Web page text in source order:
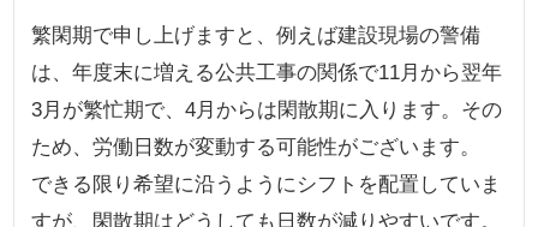
繁閑期で申し上げますと、例えば建設現場の警備
は、年度末に増える公共工事の関係で11月から翌年
3月が繁忙期で、4月からは閑散期に入ります。その
ため、労働日数が変動する可能性がございます。
できる限り希望に沿うようにシフトを配置していま
すが、閑散期はどうしても日数が減りやすいです。